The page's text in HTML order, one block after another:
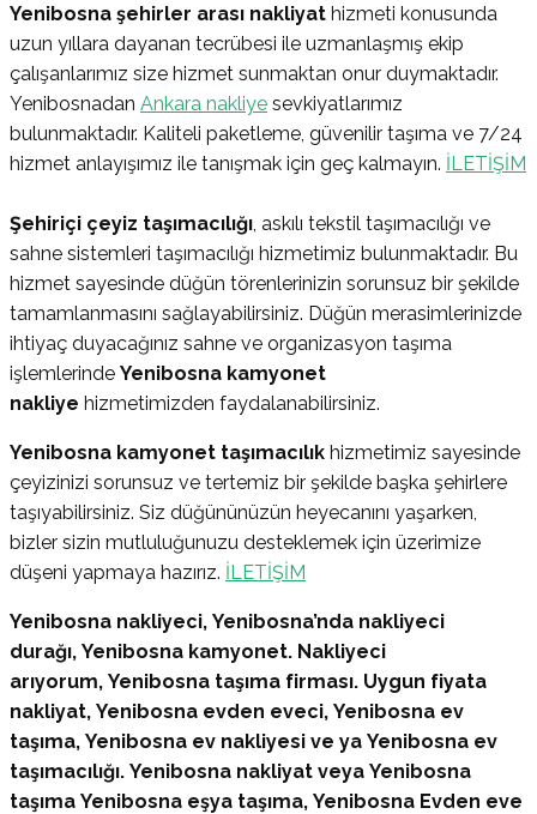
Yenibosna şehirler arası nakliyat hizmeti konusunda
uzun yıllara dayanan tecrübesi ile uzmanlaşmış ekip
çalışanlarımız size hizmet sunmaktan onur duymaktadır.
Yenibosnadan Ankara nakliye sevkiyatlarımız
bulunmaktadır. Kaliteli paketleme, güvenilir taşıma ve 7/24
hizmet anlayışımız ile tanışmak için geç kalmayın. İLETİŞİM
Şehiriçi çeyiz taşımacılığı , askılı tekstil taşımacılığı ve
sahne sistemleri taşımacılığı hizmetimiz bulunmaktadır. Bu
hizmet sayesinde düğün törenlerinizin sorunsuz bir şekilde
tamamlanmasını sağlayabilirsiniz. Düğün merasimlerinizde
ihtiyaç duyacağınız sahne ve organizasyon taşıma
işlemlerinde Yenibosna kamyonet
nakliye hizmetimizden faydalanabilirsiniz.
Yenibosna kamyonet taşımacılık hizmetimiz sayesinde
çeyizinizi sorunsuz ve tertemiz bir şekilde başka şehirlere
taşıyabilirsiniz. Siz düğününüzün heyecanını yaşarken,
bizler sizin mutluluğunuzu desteklemek için üzerimize
düşeni yapmaya hazırız. İLETİŞİM
Yenibosna nakliyeci, Yenibosna’nda nakliyeci
durağı, Yenibosna kamyonet. Nakliyeci
arıyorum, Yenibosna taşıma firması. Uygun fiyata
nakliyat, Yenibosna evden eveci, Yenibosna ev
taşıma, Yenibosna ev nakliyesi ve ya Yenibosna ev
taşımacılığı. Yenibosna nakliyat veya Yenibosna
taşıma Yenibosna eşya taşıma, Yenibosna Evden eve